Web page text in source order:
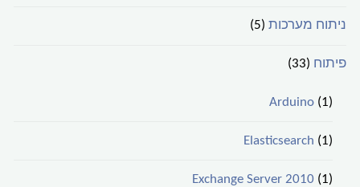
ניתוח מערכות (5)
פיתוח (33)
Arduino(1)
Elasticsearch (1)
Exchange Server 2010(1)